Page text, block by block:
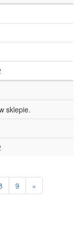
sklepie.
9 »